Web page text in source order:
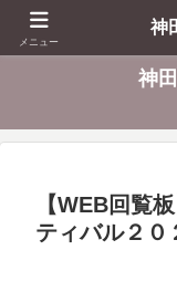
神
【WEB回覧
ティバル２０
メニュー
神